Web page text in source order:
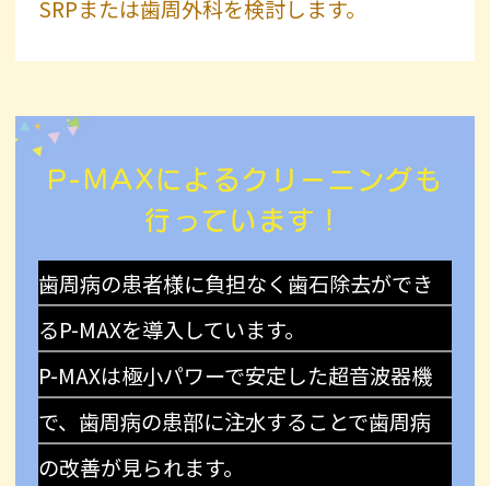
SRPまたは歯周外科を検討します。
P-MAXによるクリーニングも
行っています！
歯周病の患者様に負担なく歯石除去ができ
るP-MAXを導入しています。
P-MAXは極小パワーで安定した超音波器機
で、歯周病の患部に注水することで歯周病
の改善が見られます。